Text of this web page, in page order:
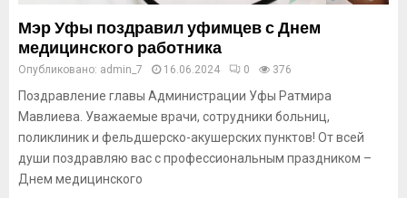
Мэр Уфы поздравил уфимцев с Днем
медицинского работника
Опубликовано: admin_7 16.06.2024 0 376
Поздравление главы Администрации Уфы Ратмира
Мавлиева. Уважаемые врачи, сотрудники больниц,
поликлиник и фельдшерско-акушерских пунктов! От всей
души поздравляю вас с профессиональным праздником –
Днем медицинского